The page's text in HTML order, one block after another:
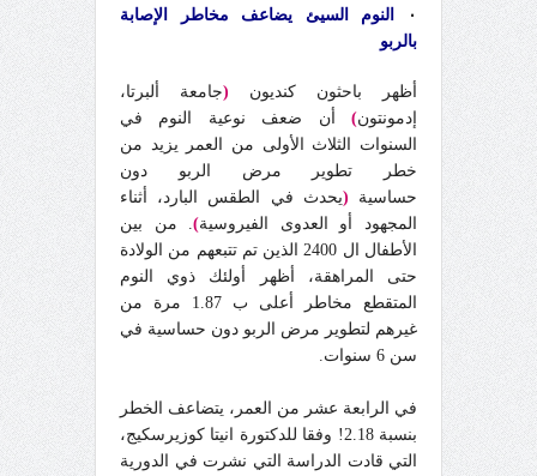
٠
النوم السيئ يضاعف مخاطر الإصابة
بالربو
أظهر باحثون كنديون (جامعة ألبرتا،
إدمونتون) أن ضعف نوعية النوم في
السنوات الثلاث الأولى من العمر يزيد من
خطر تطوير مرض الربو دون
حساسية (يحدث في الطقس البارد، أثناء
المجهود أو العدوى الفيروسية). من بين
الأطفال ال 2400 الذين تم تتبعهم من الولادة
حتى المراهقة، أظهر أولئك ذوي النوم
المتقطع مخاطر أعلى ب 1.87 مرة من
غيرهم لتطوير مرض الربو دون حساسية في
سن 6 سنوات.
في الرابعة عشر من العمر، يتضاعف الخطر
بنسبة 2.18! وفقا للدكتورة انيتا كوزيرسكيج،
التي قادت الدراسة التي نشرت في الدورية